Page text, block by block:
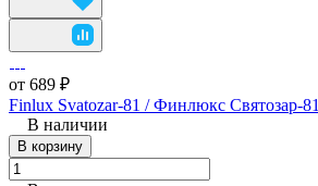
от 689 ₽
Finlux Svatozar-81 / Финлюкс Святозар-81
В наличии
В корзину